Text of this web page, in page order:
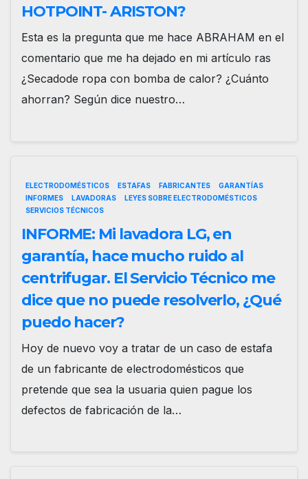
HOTPOINT- ARISTON?
Esta es la pregunta que me hace ABRAHAM en el
comentario que me ha dejado en mi artículo ras
¿Secadode ropa con bomba de calor? ¿Cuánto
ahorran? Según dice nuestro…
ELECTRODOMÉSTICOS ESTAFAS FABRICANTES
GARANTÍAS
INFORMES
LAVADORAS
LEYES SOBRE ELECTRODOMÉSTICOS
SERVICIOS TÉCNICOS
INFORME: Mi lavadora LG, en
garantía, hace mucho ruido al
centrifugar. El Servicio Técnico me
dice que no puede resolverlo, ¿Qué
puedo hacer?
Hoy de nuevo voy a tratar de un caso de estafa
de un fabricante de electrodomésticos que
pretende que sea la usuaria quien pague los
defectos de fabricación de la…